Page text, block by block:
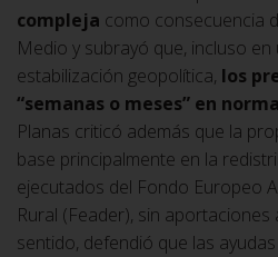
compleja como consecuencia
Medio y subrayó que, incluso
estabilización geopolítica, los
“semanas o meses” en
Planas criticó además que la
base principalmente en la
ejecutados del Fondo Europeo
Rural (Feader), sin aportaciones
sentido, defendió que las